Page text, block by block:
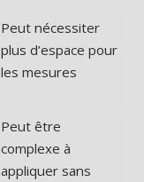
Peut nécessiter
plus d’espace pour
les mesures
Peut être
complexe à
appliquer sans